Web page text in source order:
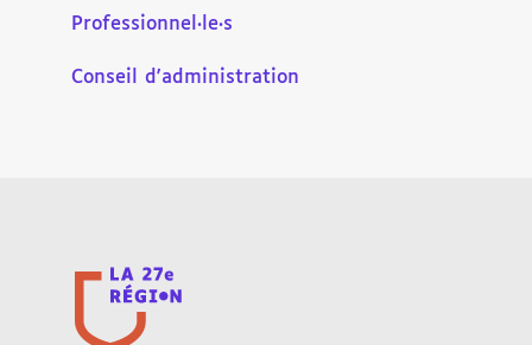
Professionnel·le·s
Conseil d'administration